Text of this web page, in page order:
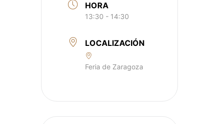
HORA
13:30 - 14:30
LOCALIZACIÓN
Feria de Zaragoza